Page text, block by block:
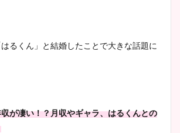
るくん」と結婚したことで大きな話題に
が凄い！？月収やギャラ、はるくんとの